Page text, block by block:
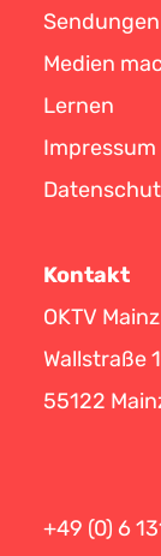
Sendungen
Medien
Lernen
Impressum
Kontakt
OKTV Mainz
Wallstraße
55122
+49 (0) 6